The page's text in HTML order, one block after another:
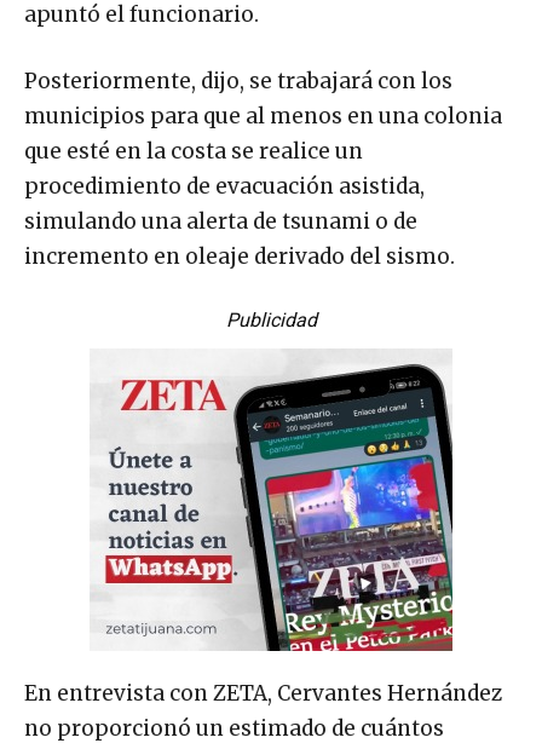
apuntó el funcionario.
Posteriormente, dijo, se trabajará con los
municipios para que al menos en una colonia
que esté en la costa se realice un
procedimiento de evacuación asistida,
simulando una alerta de tsunami o de
incremento en oleaje derivado del sismo.
Publicidad
En entrevista con ZETA, Cervantes Hernández
no proporcionó un estimado de cuántos